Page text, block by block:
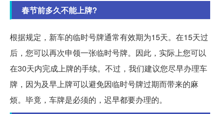
春节前多久不能上牌?
根据规定，新车的临时号牌通常有效期为15天。在15天过
后，您可以再次申领一张临时号牌。因此，实际上您可以
在30天内完成上牌的手续。不过，我们建议您尽早办理车
牌，因为及早上牌可以避免因临时号牌过期而带来的麻
烦。毕竟，车牌是必须的，迟早都要办理的。